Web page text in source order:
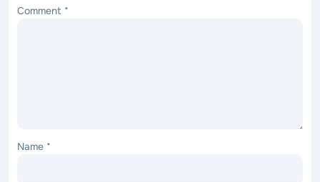
Comment *
Name *